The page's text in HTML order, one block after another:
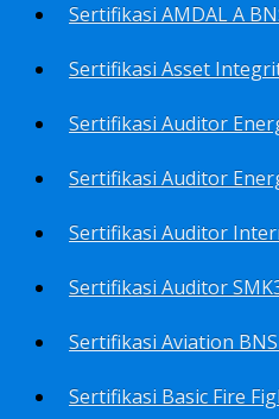
Sertifikasi AMDAL A
Sertifikasi Auditor
Sertifikasi Auditor
Sertifikasi Aviation
Sertifikasi Basic Fire